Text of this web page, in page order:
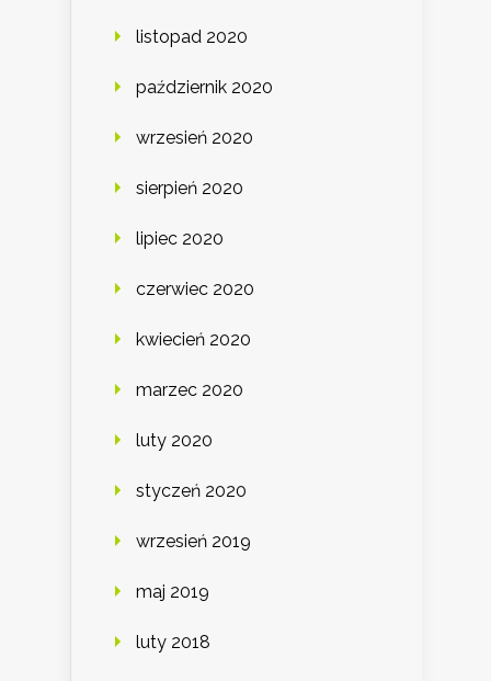
listopad 2020
październik 2020
wrzesień 2020
sierpień 2020
lipiec 2020
czerwiec 2020
kwiecień 2020
marzec 2020
luty 2020
styczeń 2020
wrzesień 2019
maj 2019
luty 2018